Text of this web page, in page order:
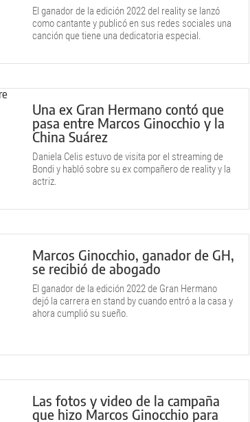
El ganador de la edición 2022 del reality se lanzó
como cantante y publicó en sus redes sociales una
canción que tiene una dedicatoria especial.
Una ex Gran Hermano contó que
pasa entre Marcos Ginocchio y la
China Suárez
Daniela Celis estuvo de visita por el streaming de
Bondi y habló sobre su ex compañero de reality y la
actriz.
Marcos Ginocchio, ganador de GH,
se recibió de abogado
El ganador de la edición 2022 de Gran Hermano
dejó la carrera en stand by cuando entró a la casa y
ahora cumplió su sueño.
Las fotos y video de la campaña
que hizo Marcos Ginocchio para